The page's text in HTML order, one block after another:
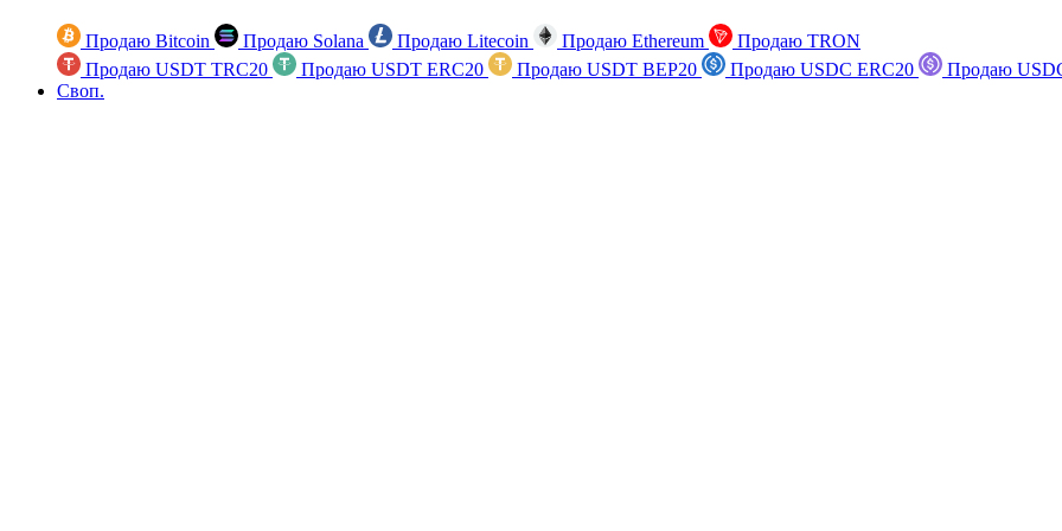
Продаю Bitcoin Продаю Solana Продаю Litecoin Продаю Ethereum
Продаю TRON
Продаю USDT TRC20
Продаю USDT ERC20 Продаю USDT BEP20 Продаю USDC ERC20
Продаю
Своп.